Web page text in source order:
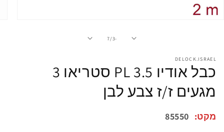
-3
/
מתוך
7
DELOCK.ISRAEL
כבל אודיו PL 3.5 סטריאו 3
מגעים ז/ז צבע לבן
מקט: 85550